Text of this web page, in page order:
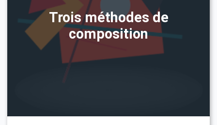
Trois méthodes de
composition